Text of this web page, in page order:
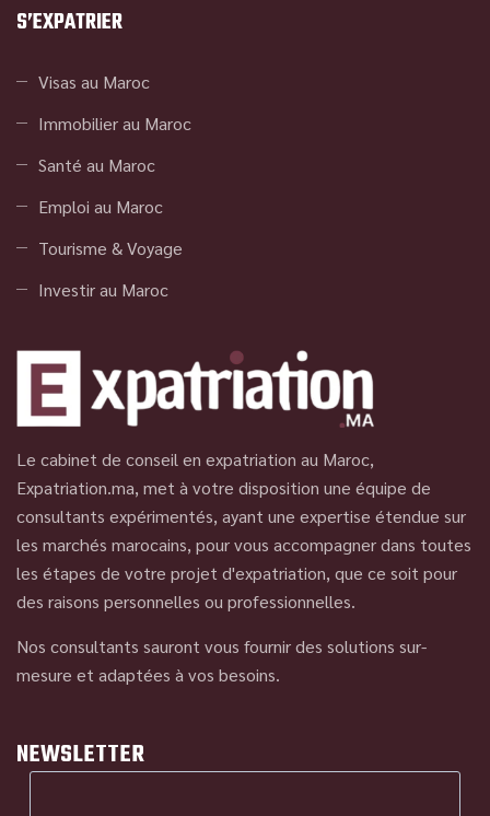
S’EXPATRIER
Visas au Maroc
Immobilier au Maroc
Santé au Maroc
Emploi au Maroc
Tourisme & Voyage
Investir au Maroc
Le cabinet de conseil en expatriation au Maroc,
Expatriation.ma, met à votre disposition une équipe de
consultants expérimentés, ayant une expertise étendue sur
les marchés marocains, pour vous accompagner dans toutes
les étapes de votre projet d'expatriation, que ce soit pour
des raisons personnelles ou professionnelles.
Nos consultants sauront vous fournir des solutions sur-
mesure et adaptées à vos besoins.
NEWSLETTER